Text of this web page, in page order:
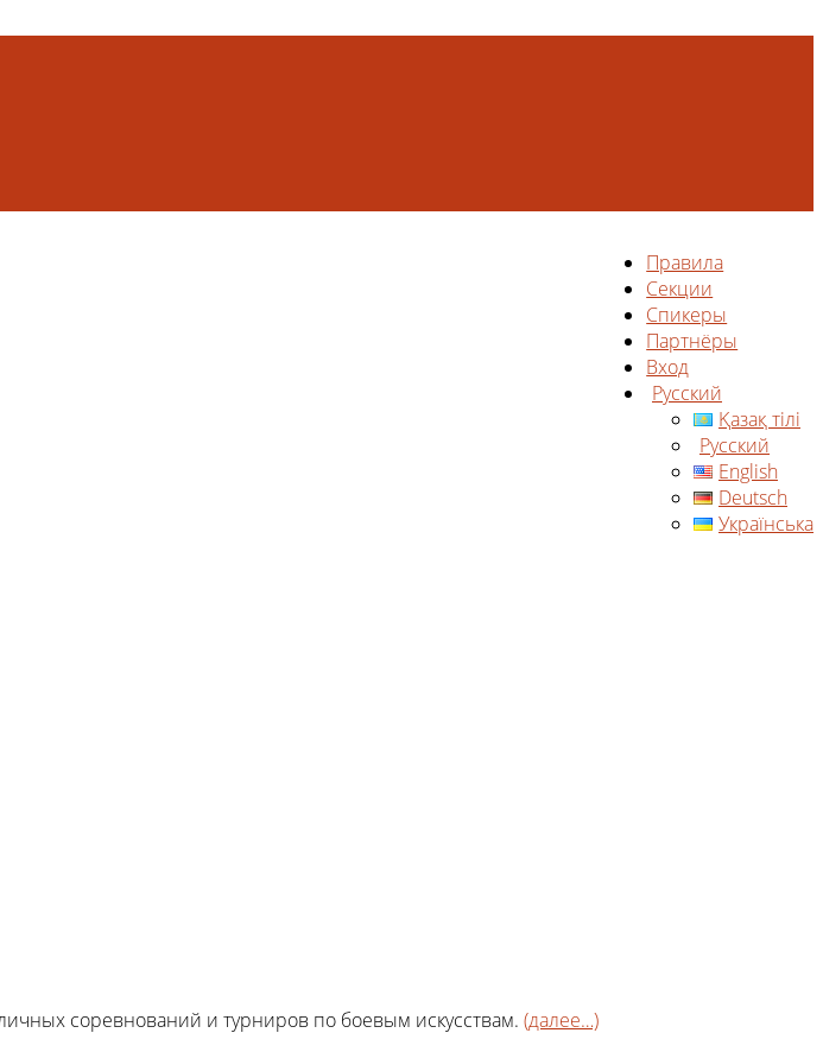
Правила
Секции
Спикеры
Партнёры
Вход
Русский
Қазақ тілі
Русский
English
Deutsch
Українська
соревнований и турниров по боевым искусствам. (далее…)